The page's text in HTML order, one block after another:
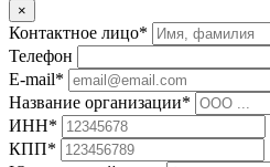
×
Контактное лицо*
Телефон
E-mail*
Название организации*
ИНН*
КПП*